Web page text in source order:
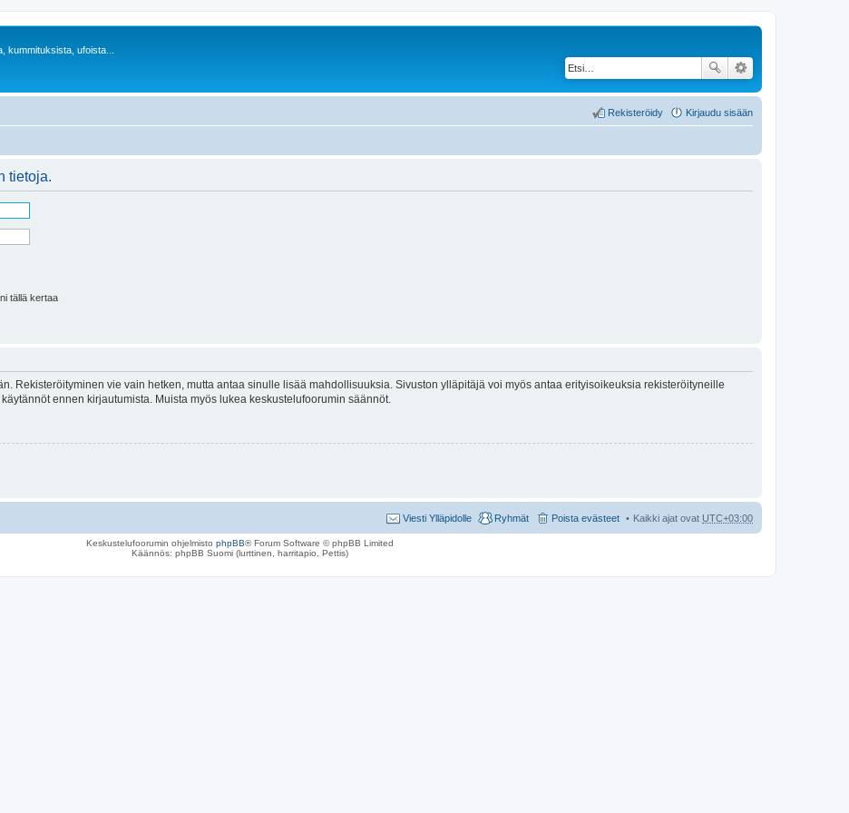
kummituksista, ufoista...
Kirjaudu sisään
Rekisteröidy
tietoja.
tällä kertaa
Rekisteröityminen vie vain hetken, mutta antaa sinulle lisää mahdollisuuksia. Sivuston ylläpitäjä voi myös antaa erityisoikeuksia rekisteröityneille
ennen kirjautumista. Muista myös lukea keskustelufoorumin säännöt.
Kaikki ajat ovat UTC+03:00
Poista evästeet
Ryhmät
Viesti Ylläpidolle
Keskustelufoorumin ohjelmisto phpBB® Forum Software © phpBB Limited
Käännös: phpBB Suomi (lurttinen, harritapio, Pettis)